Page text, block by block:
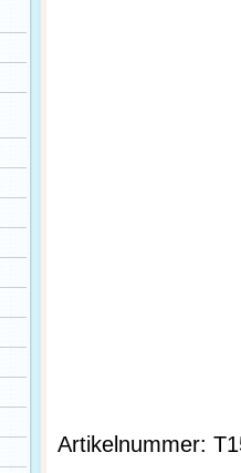
Artikelnummer: